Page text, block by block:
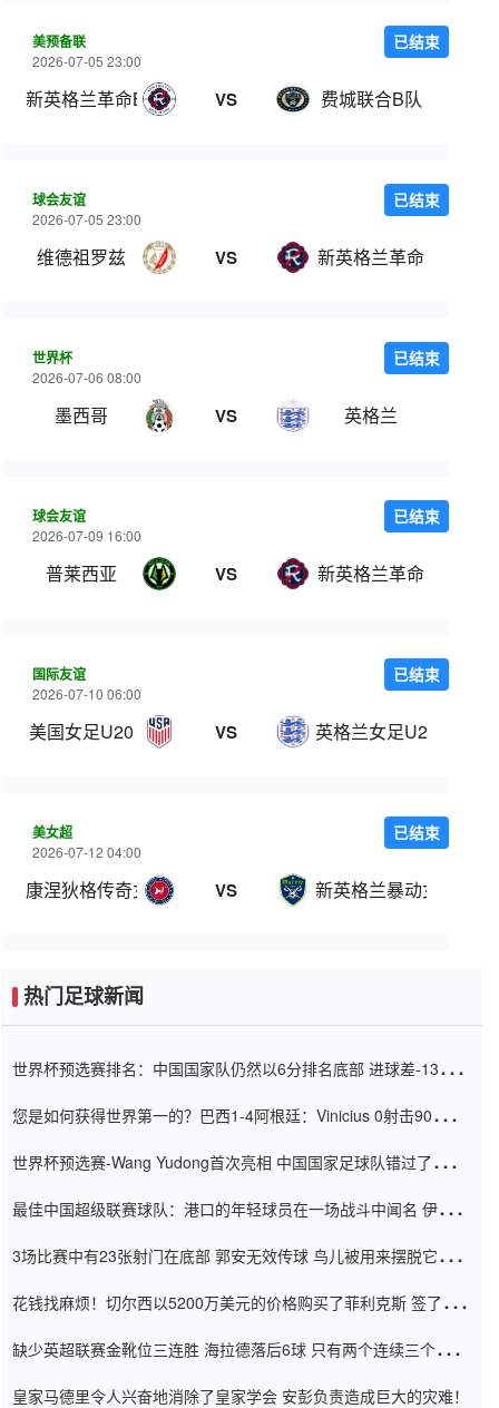
美预备联
2026-07-05 23:00
新英格兰革命B队 VS 费城联合B队
已结束
球会友谊
2026-07-05 23:00
维德祖罗兹 VS 新英格兰革命
已结束
世界杯
2026-07-06 08:00
墨西哥 VS 英格兰
已结束
球会友谊
2026-07-09 16:00
普莱西亚 VS 新英格兰革命
已结束
国际友谊
2026-07-10 06:00
美国女足U20 VS 英格兰女足U20
已结束
美女超
2026-07-12 04:00
康涅狄格传奇女足 VS 新英格兰暴动女足
已结束
热门足球新闻
世界杯预选赛排名：中国国家队仍然以6分排名底部 进球差-13令人
您是如何获得世界第一的？巴西1-4阿根廷：Vinicius 0射击90分钟
世界杯预选赛-Wang Yudong首次亮相 中国国家足球队错过了世界
最佳中国超级联赛球队：港口的年轻球员在一场战斗中闻名 伊万放
3场比赛中有23张射门在底部 郭安无效传球 鸟儿被用来摆脱它
花钱找麻烦！切尔西以5200万美元的价格购买了菲利克斯 签了7年
缺少英超联赛金靴位三连胜 海拉德落后6球 只有两个连续三个连续
皇家马德里令人兴奋地消除了皇家学会 安彭负责造成巨大的灾难！